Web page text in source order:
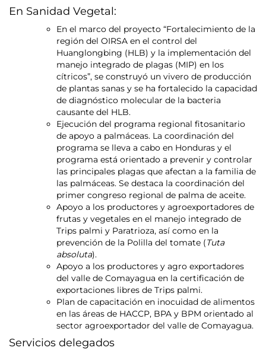
En Sanidad Vegetal:
En el marco del proyecto “Fortalecimiento de la
región del OIRSA en el control del
Huanglongbing (HLB) y la implementación del
manejo integrado de plagas (MIP) en los
cítricos”, se construyó un vivero de producción
de plantas sanas y se ha fortalecido la capacidad
de diagnóstico molecular de la bacteria
causante del HLB.
Ejecución del programa regional fitosanitario
de apoyo a palmáceas. La coordinación del
programa se lleva a cabo en Honduras y el
programa está orientado a prevenir y controlar
las principales plagas que afectan a la familia de
las palmáceas. Se destaca la coordinación del
primer congreso regional de palma de aceite.
Apoyo a los productores y agroexportadores de
frutas y vegetales en el manejo integrado de
Trips palmi y Paratrioza, así como en la
prevención de la Polilla del tomate (Tuta
absoluta).
Apoyo a los productores y agro exportadores
del valle de Comayagua en la certificación de
exportaciones libres de Trips palmi.
Plan de capacitación en inocuidad de alimentos
en las áreas de HACCP, BPA y BPM orientado al
sector agroexportador del valle de Comayagua.
Servicios delegados